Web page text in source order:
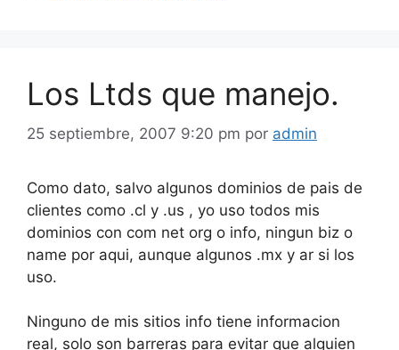
Los Ltds que manejo.
25 septiembre, 2007 9:20 pm por admin
Como dato, salvo algunos dominios de pais de
clientes como .cl y .us , yo uso todos mis
dominios con com net org o info, ningun biz o
name por aqui, aunque algunos .mx y ar si los
uso.
Ninguno de mis sitios info tiene informacion
real, solo son barreras para evitar que alguien